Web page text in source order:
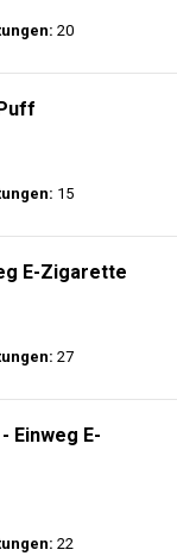
20
15
E-Zigarette
27
Einweg E-
22